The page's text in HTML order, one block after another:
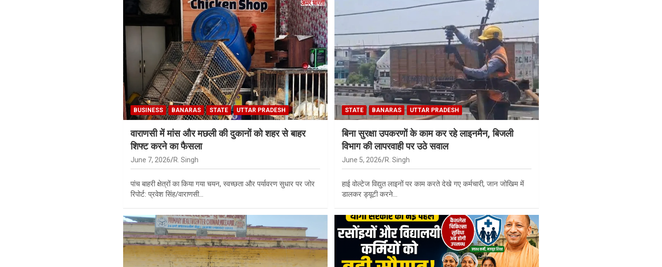
BUSINESS BANARAS STATE UTTAR PRADESH
वाराणसी में मांस और मछली की दुकानों को शहर से बाहर
शिफ्ट करने का फैसला
June 7, 2026 R. Singh
पांच बाहरी क्षेत्रों का किया गया चयन, स्वच्छता और पर्यावरण सुधार पर जोर
रिपोर्ट: प्रवेश सिंह/वाराणसी…
STATE BANARAS UTTAR PRADESH
बिना सुरक्षा उपकरणों के काम कर रहे लाइनमैन, बिजली
विभाग की लापरवाही पर उठे सवाल
June 5, 2026 R. Singh
हाई वोल्टेज विद्युत लाइनों पर काम करते देखे गए कर्मचारी, जान जोखिम में
डालकर ड्यूटी करने…